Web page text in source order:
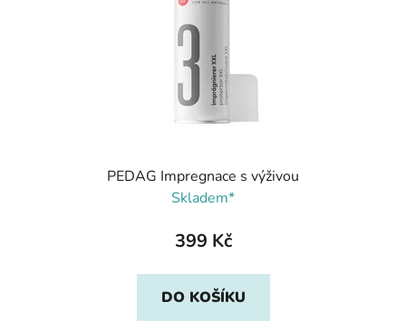
PEDAG Impregnace s výživou
Skladem*
399 Kč
DO KOŠÍKU